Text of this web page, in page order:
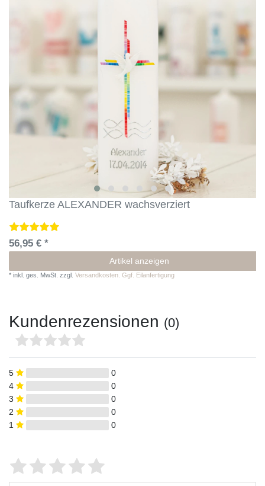
Taufkerze ALEXANDER wachsverziert
56,95 € *
Artikel anzeigen
* inkl. ges. MwSt. zzgl. Versandkosten. Ggf. Eilanfertigung
Kundenrezensionen (0)
5
0
4
0
3
0
2
0
1
0